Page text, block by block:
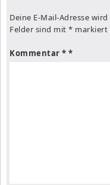
Deine E-Mail-Adresse
Felder sind mit * markiert
Kommentar *